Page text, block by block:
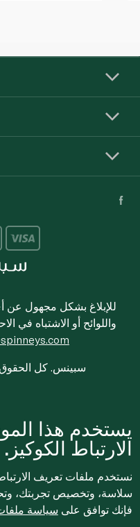
للإبلاغ بشكل مجهول عن
واللوائح أو الاشتباه في
© 2020-2026 سبينس. كل
يستخدم هذا
الارتباط الكوكيز.
نستخدم ملفات تعريف
سلاسة، وتخصيص تجربتك،
فإنك توافق على سياسة